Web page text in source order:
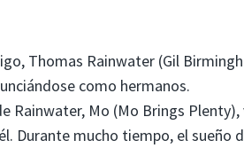
Thomas Rainwater (Gil
como hermanos.
Rainwater, Mo (Mo Brings
Durante mucho tiempo, el sueño